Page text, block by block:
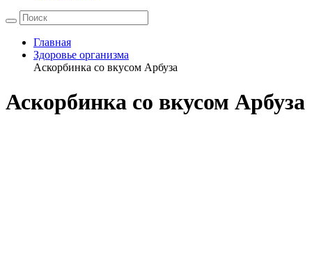
Главная
Здоровье организма
Аскорбинка со вкусом Арбуза
Аскорбинка со вкусом Арбуза